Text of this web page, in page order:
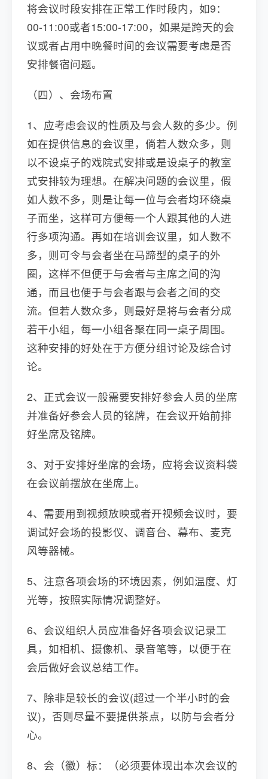
将会议时段安排在正常工作时段内，如9：
00-11:00或者15:00-17:00，如果是跨天的会
议或者占用中晚餐时间的会议需要考虑是否
安排餐宿问题。
（四）、会场布置
1、应考虑会议的性质及与会人数的多少。例
如在提供信息的会议里，倘若人数众多，则
以不设桌子的戏院式安排或是设桌子的教室
式安排较为理想。在解决问题的会议里，假
如人数不多，则是让每一位与会者均环绕桌
子而坐，这样可方便每一个人跟其他的人进
行多项沟通。再如在培训会议里，如人数不
多，则可令与会者坐在马蹄型的桌子的外
圈，这样不但便于与会者与主席之间的沟
通，而且也便于与会者跟与会者之间的交
流。但若人数众多，则最好是将与会者分成
若干小组，每一小组各聚在同一桌子周围。
这种安排的好处在于方便分组讨论及综合讨
论。
2、正式会议一般需要安排好参会人员的坐席
并准备好参会人员的铭牌，在会议开始前排
好坐席及铭牌。
3、对于安排好坐席的会场，应将会议资料袋
在会议前摆放在坐席上。
4、需要用到视频放映或者开视频会议时，要
调试好会场的投影仪、调音台、幕布、麦克
风等器械。
5、注意各项会场的环境因素，例如温度、灯
光等，按照实际情况调整好。
6、会议组织人员应准备好各项会议记录工
具，如相机、摄像机、录音笔等，以便于在
会后做好会议总结工作。
7、除非是较长的会议(超过一个半小时的会
议)，否则尽量不要提供茶点，以防与会者分
心。
8、会（徽）标：（必须要体现出本次会议的